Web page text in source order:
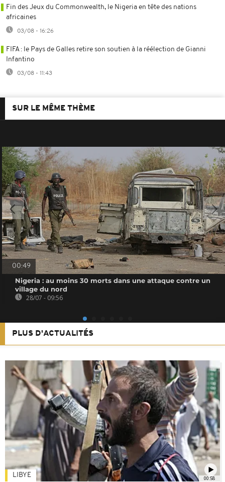
Fin des Jeux du Commonwealth, le Nigeria en tête des nations
africaines
03/08 - 16:26
FIFA : le Pays de Galles retire son soutien à la réélection de Gianni
Infantino
03/08 - 11:43
SUR LE MÊME THÈME
00:49
Nigeria : au moins 30 morts dans une attaque contre un
village du nord
28/07 - 09:56
PLUS D'ACTUALITÉS
00:58
LIBYE